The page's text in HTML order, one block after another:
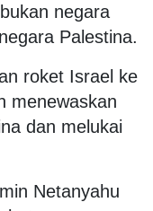
negara
Palestina.
roket Israel ke
menewaskan
dan melukai
Netanyahu